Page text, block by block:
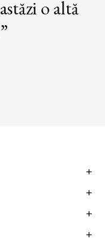
o altă